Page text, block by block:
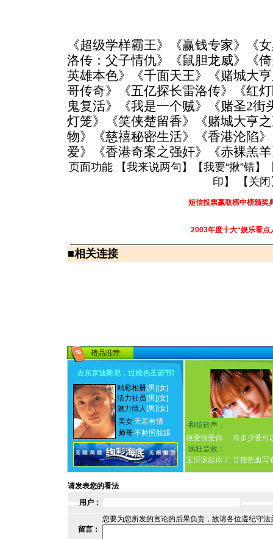
《超级学样霸王》《赢钱专家》《
洛传：父子情仇》《鼠胆龙威》《
英雄本色》《千面天王》《赌城大
哥传奇》《五亿探长雷洛传》《红
鬼复活》《我是一个贼》《赌圣2街
灯笼》《笑侠楚留香》《赌城大亨
物》《慈禧秘密生活》《香港沦陷
爱》《香港奇案之强奸》《赤裸羔
页面功能 【我来说两句 】【我要“揪”错】
印 】 【 关闭
短信投票赢取榜中榜颁奖
2003年度十大“娱乐看点
■相关连接
去东京迪斯尼，过桃色圣诞节!
精彩相册[男] [女]
活力社员 [男] [女]
魅力情人 [男] [女]
美女 天若有情
帅哥不帅照脸踢
·和弦铃声：
很爱很爱你
有多少爱可
·疯狂音效：
宝贝该起床了 甘撒热血写
请发表您的看法
用户：
您要为您所发的言论的后果负责，故请各位遵纪守
留言：